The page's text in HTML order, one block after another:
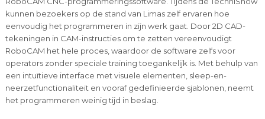
kunnen bezoekers op de stand van Limas zelf ervaren hoe
eenvoudig het programmeren in zijn werk gaat. Door 2D CAD-
tekeningen in CAM-instructies om te zetten vereenvoudigt
RoboCAM het hele proces, waardoor de software zelfs voor
operators zonder speciale training toegankelijk is. Met behulp van
een intuïtieve interface met visuele elementen, sleep-en-
neerzetfunctionaliteit en vooraf gedefinieerde sjablonen, neemt
het programmeren weinig tijd in beslag.